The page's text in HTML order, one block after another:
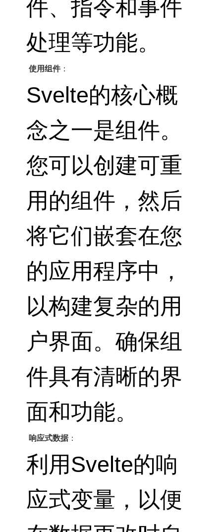
件、指令和事件
处理等功能。
使用组件：
Svelte的核心概
念之一是组件。
您可以创建可重
用的组件，然后
将它们嵌套在您
的应用程序中，
以构建复杂的用
户界面。确保组
件具有清晰的界
面和功能。
响应式数据：
利用Svelte的响
应式变量，以便